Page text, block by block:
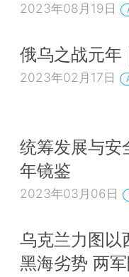
2023年08月19日
俄乌之战元年
2023年02月17日
统筹发展与安
年镜鉴
2023年03月06日
乌克兰力图以
黑海劣势 两